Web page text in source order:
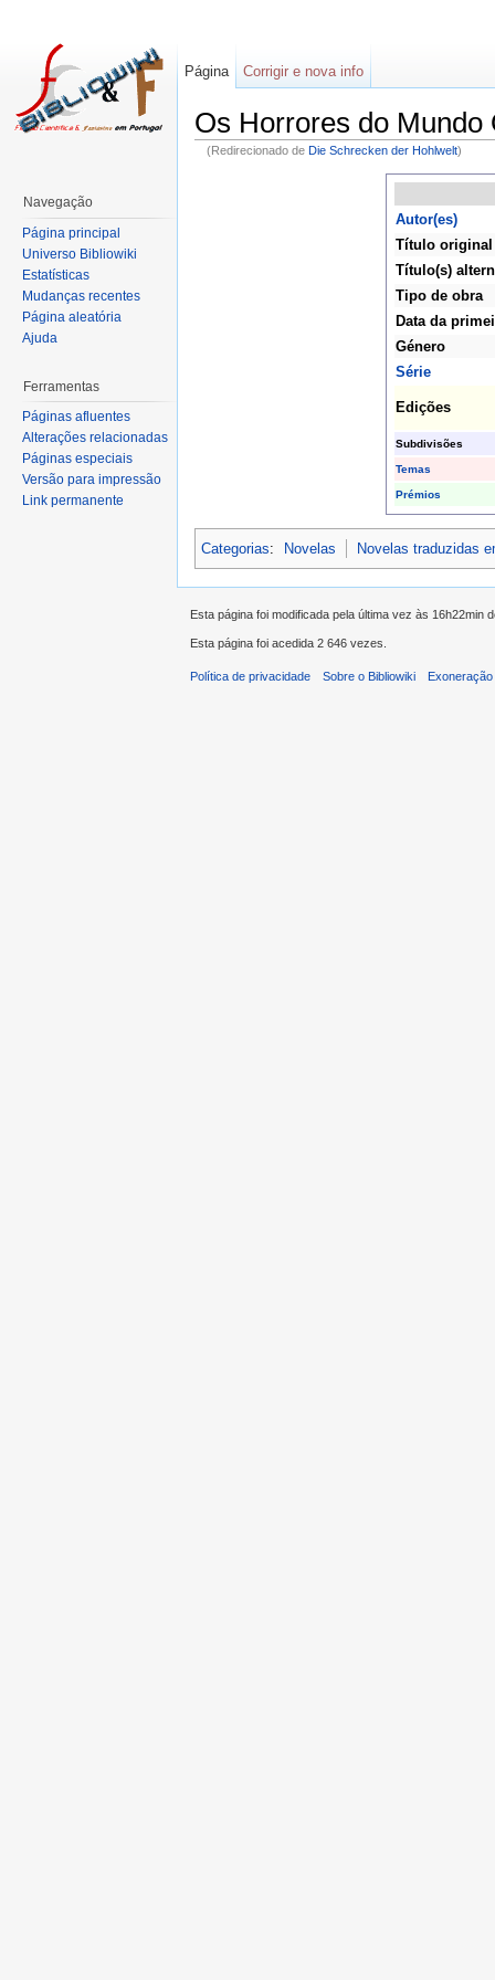
Os Horrores do Mundo
(Redirecionado de Die Schrecken der Hohlwelt)
Autor(es)
Título original
Título(s)
Tipo de obra
Data da
Género
Série
Edições
Subdivisões
Temas
Prémios
Categorias: Novelas Novelas traduzidas
Página Corrigir e nova info
Navegação
Página principal
Universo Bibliowiki
Estatísticas
Mudanças recentes
Página aleatória
Ajuda
Ferramentas
Páginas afluentes
Alterações relacionadas
Páginas especiais
Versão para impressão
Link permanente
Esta página foi modificada pela última vez às 16h22min
Esta página foi acedida 2 646 vezes.
Política de privacidade Sobre o Bibliowiki